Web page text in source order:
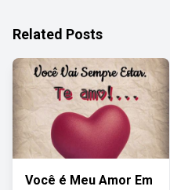
Related Posts
Você é Meu Amor Em